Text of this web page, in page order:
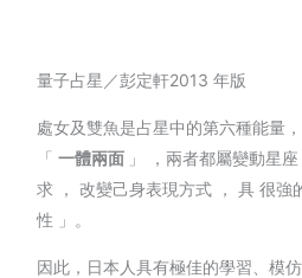
量子占星／彭定軒2013 年版
處女及雙魚是占星中的第六種能量
「一體兩面 」 ，兩者都屬變動星
求 ， 改變己身表現方式 ， 具 很強
性 」。
因此，日本人具有極佳的學習、模